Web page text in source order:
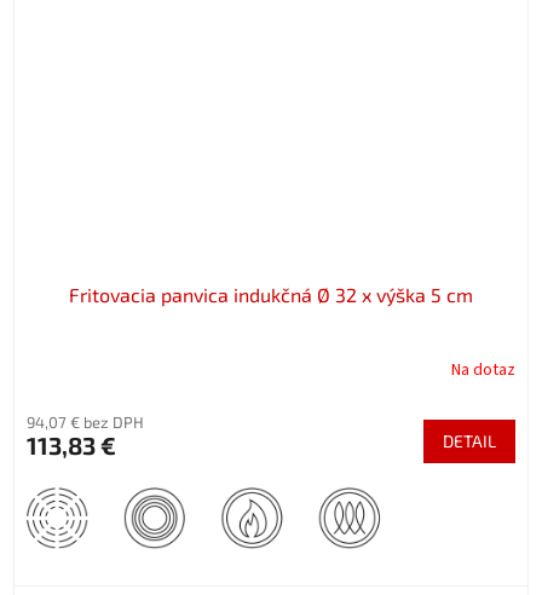
Fritovacia panvica indukčná Ø 32 x výška 5 cm
Na dotaz
94,07 € bez DPH
113,83 € DETAIL